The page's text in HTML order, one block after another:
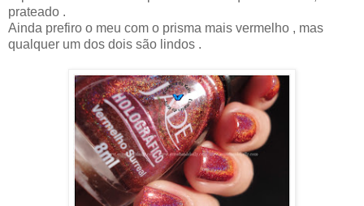
prateado .
Ainda prefiro o meu com o prisma mais vermelho , mas
qualquer um dos dois são lindos .